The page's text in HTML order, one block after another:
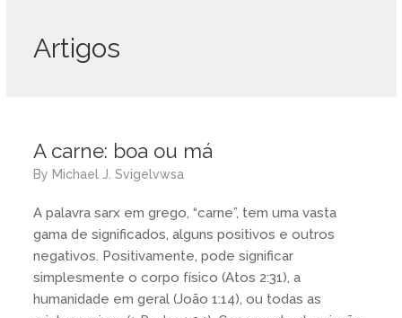
Artigos
A carne: boa ou má
by Michael J. Svigelvwsa
A palavra sarx em grego, “carne”, tem uma vasta
gama de significados, alguns positivos e outros
negativos. Positivamente, pode significar
simplesmente o corpo físico (Atos 2:31), a
humanidade em geral (João 1:14), ou todas as